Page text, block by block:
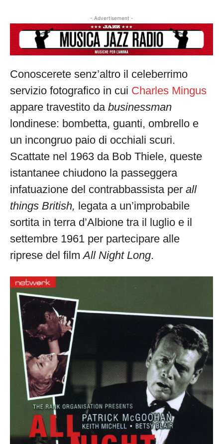
Musica Jazz di luglio 2026 è in
edicola
- Advertisement -
Conoscerete senz’altro il celeberrimo
servizio fotografico in cui Charles Mingus
appare travestito da businessman
londinese: bombetta, guanti, ombrello e
un incongruo paio di occhiali scuri.
Scattate nel 1963 da Bob Thiele, queste
istantanee chiudono la passeggera
infatuazione del contrabbassista per all
things British, legata a un’improbabile
sortita in terra d’Albione tra il luglio e il
settembre 1961 per partecipare alle
riprese del filmAll Night Long.